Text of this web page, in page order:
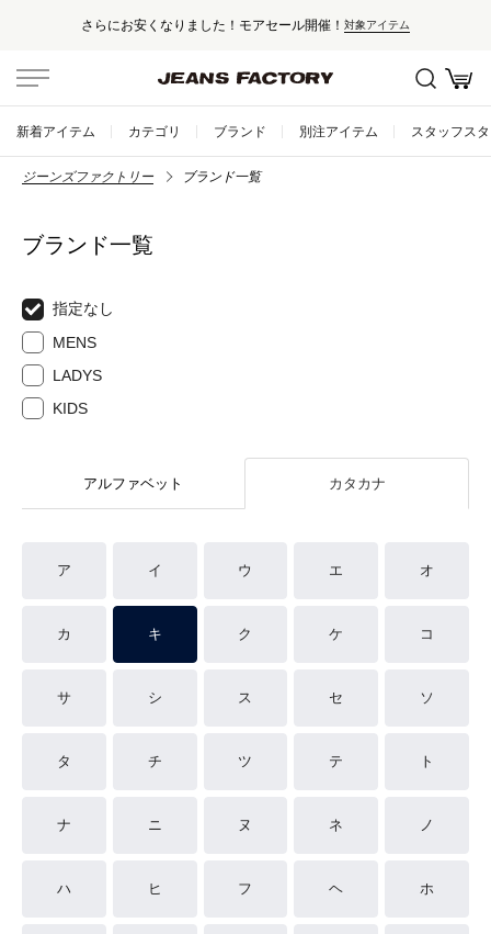
さらにお安くなりました！モアセール開催！ 対象アイテム
新着アイテム カテゴリ ブランド 別注アイテム スタッフス
ジーンズファクトリー ブランド一覧
ブランド一覧
指定なし
MENS
LADYS
KIDS
アルファベット カタカナ
ア イ ウ エ オ
カ キ ク ケ コ
サ シ ス セ ソ
タ チ ツ テ ト
ナ ニ ヌ ネ ノ
ハ ヒ フ ヘ ホ